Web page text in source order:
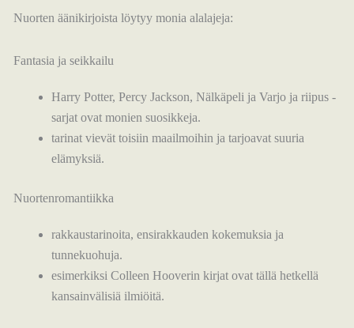
Nuorten äänikirjoista löytyy monia alalajeja:
Fantasia ja seikkailu
Harry Potter, Percy Jackson, Nälkäpeli ja Varjo ja riipus -
sarjat ovat monien suosikkeja.
tarinat vievät toisiin maailmoihin ja tarjoavat suuria
elämyksiä.
Nuortenromantiikka
rakkaustarinoita, ensirakkauden kokemuksia ja
tunnekuohuja.
esimerkiksi Colleen Hooverin kirjat ovat tällä hetkellä
kansainvälisiä ilmiöitä.